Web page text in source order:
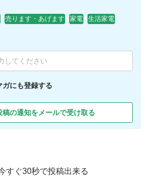
売ります・あげます 家電
生活家電
ガにも登録する
稿の通知をメールで受け取る
すぐ30秒で投稿出来る